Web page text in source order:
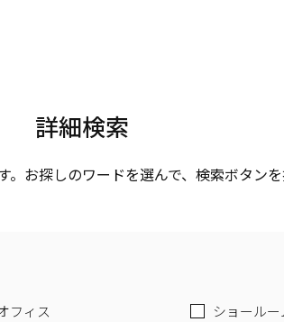
詳細検索
お探しのワードを選んで、検索ボタンを
フィス
ショールー